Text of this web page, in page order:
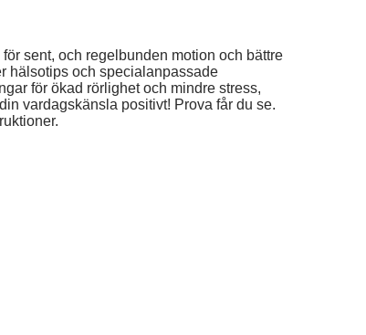
sent, och regelbunden motion och bättre
hälsotips och specialanpassade
för ökad rörlighet och mindre stress,
vardagskänsla positivt! Prova får du se.